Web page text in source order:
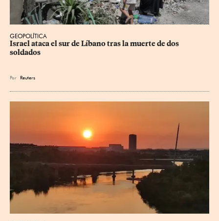
GEOPOLÍTICA
Israel ataca el sur de Líbano tras la muerte de dos
soldados
Por Reuters